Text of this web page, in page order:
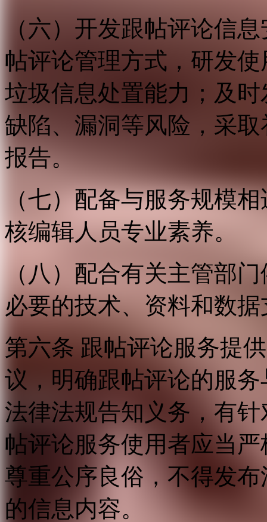
（六）开发跟帖评论信
帖评论管理方式，研发
垃圾信息处置能力；及
缺陷、漏洞等风险，采
报告。
（七）配备与服务规模
核编辑人员专业素养。
（八）配合有关主管部
必要的技术、资料和数
第六条 跟帖评论服务提
议，明确跟帖评论的服
法律法规告知义务，有
帖评论服务使用者应当
尊重公序良俗，不得发
的信息内容。